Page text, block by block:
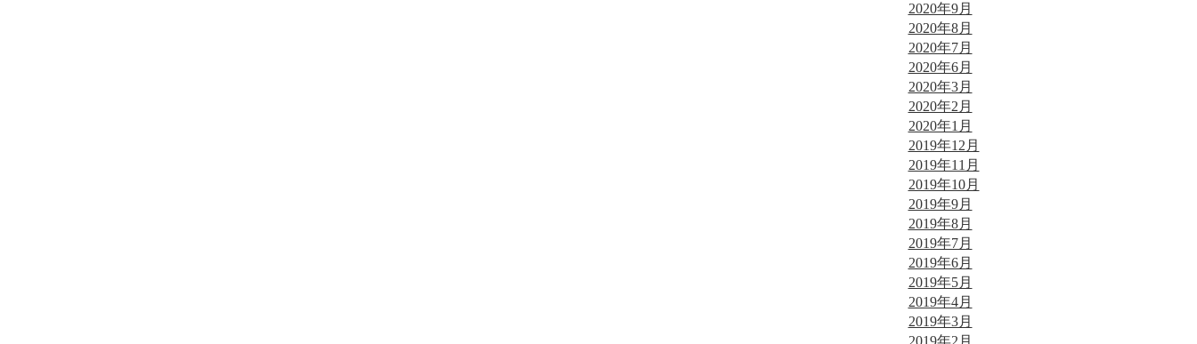
2020年9月
2020年8月
2020年7月
2020年6月
2020年3月
2020年2月
2020年1月
2019年12月
2019年11月
2019年10月
2019年9月
2019年8月
2019年7月
2019年6月
2019年5月
2019年4月
2019年3月